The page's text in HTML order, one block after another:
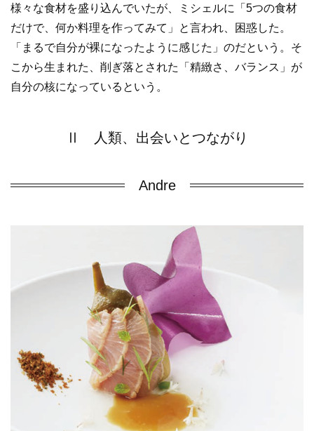
様々な食材を盛り込んでいたが、ミシェルに「5つの食材
だけで、何か料理を作ってみて」と言われ、困惑した。
「まるで自分が裸になったように感じた」のだという。そ
こから生まれた、削ぎ落とされた「精緻さ、バランス」が
自分の核になっているという。
Ⅱ 人類、出会いとつながり
Andre